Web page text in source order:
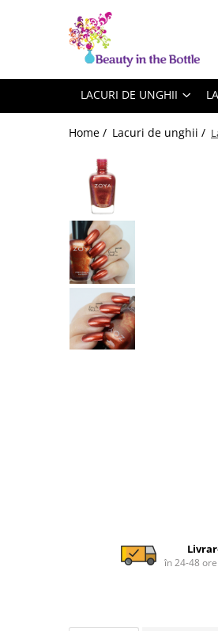
Lacuri de unghii
ILNP
Phoenix Indie
Tratamente
Top Coat
LACURI DE UNGHII
Home / Lacuri de unghii /
în 24-48